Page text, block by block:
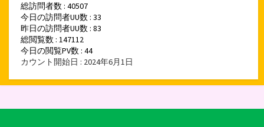
総訪問者数 : 40507
今日の訪問者UU数 : 33
昨日の訪問者UU数 : 83
総閲覧数 : 147112
今日の閲覧PV数 : 44
カウント開始日 : 2024年6月1日